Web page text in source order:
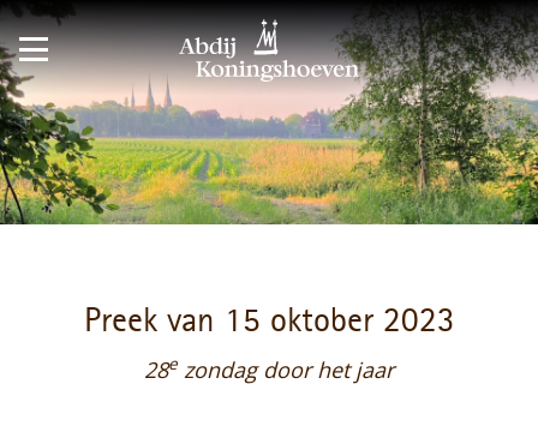
Preek van 15 oktober 2023
28e zondag door het jaar